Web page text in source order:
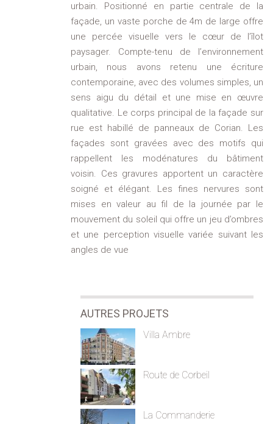
urbain. Positionné en partie centrale de la
façade, un vaste porche de 4m de large offre
une percée visuelle vers le cœur de l’îlot
paysager. Compte-tenu de l’environnement
urbain, nous avons retenu une écriture
contemporaine, avec des volumes simples, un
sens aigu du détail et une mise en œuvre
qualitative. Le corps principal de la façade sur
rue est habillé de panneaux de Corian. Les
façades sont gravées avec des motifs qui
rappellent les modénatures du bâtiment
voisin. Ces gravures apportent un caractère
soigné et élégant. Les fines nervures sont
mises en valeur au fil de la journée par le
mouvement du soleil qui offre un jeu d’ombres
et une perception visuelle variée suivant les
angles de vue
AUTRES PROJETS
Villa Ambre
Route de Corbeil
La Commanderie